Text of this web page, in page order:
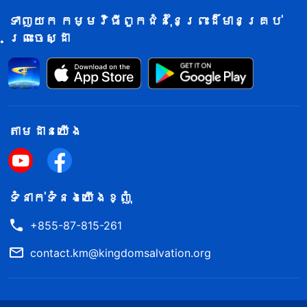
ការលេចមក និងកិច្ចការរបស់ព្រះជាម្ចាស់) ។
រាល់សំណួរដែលមកពីព្រះជាម្ចាស់បានធ្វើឲ្យ
ខ្ញុំមានអារម្មណ៍ខ្មាសអៀនយ៉ាងខ្លាំង។ ខ្ញុំ
ទទួលបានការស្រោចស្រព និងការ
ផ្គត់ផ្គង់យ៉ាងច្រើន ពីព្រះបន្ទូលរបស់
ព្រះជាម្ចាស់ ហើយខ្ញុំគួរតែអនុវត្តសេចក្ដី
ពិត និងលាតត្រដាងពួកអ្នកមិនជឿ។ ប៉ុន្តែ
ដល់ពេលត្រូវលាតត្រដាងប្រពន្ធខ្លួនឯង
ខ្ញុំបែរជាដាច់ចិត្តធ្វើមិនបានឡើយ ហើយថែម
ទាំងប្រើការបោកបញ្ឆោត ដើម្បីបោកប្រាស់
ទុកអ្នកមិនជឿនៅក្នុងពួកជំនុំ ជាជាងការ
ទាញយក កម្មវិធីពួកជំនុំនៃព្រះដ៏មានគ្រប់
ព្រះចេស្ដា
តាម​ដាន​យើង​
ទំនាក់​ទំនង​យើង​ខ្ញុំ
+855-87-815-261
contact.km@kingdomsalvation.org